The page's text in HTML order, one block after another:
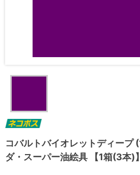
コバルトバイオレットディープ
ダ・スーパー油絵具 【1箱(3本)】